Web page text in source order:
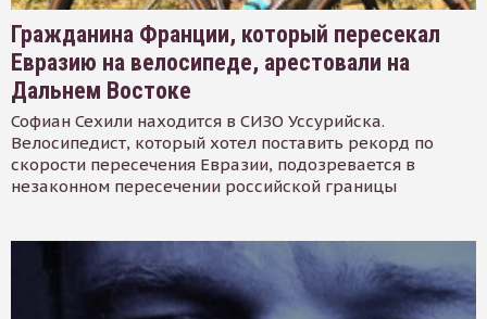
Гражданина Франции, который пересекал
Евразию на велосипеде, арестовали на
Дальнем Востоке
Софиан Сехили находится в СИЗО Уссурийска.
Велосипедист, который хотел поставить рекорд по
скорости пересечения Евразии, подозревается в
незаконном пересечении российской границы